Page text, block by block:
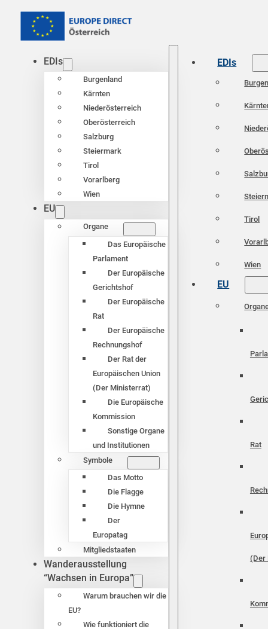
EDIs
Burgenland
Kärnten
Niederösterreich
Oberösterreich
Salzburg
Steiermark
Tirol
Vorarlberg
Wien
EU
Organe
Das Europäische
Parlament
Der Europäische
Gerichtshof
Der Europäische
Rat
Der Europäische
Rechnungshof
Der Rat der
Europäischen Union
(Der Ministerrat)
Die Europäische
Kommission
Sonstige Organe
und Institutionen
Symbole
Das Motto
Die Flagge
Die Hymne
Der
Europatag
Mitgliedstaaten
Wanderausstellung
“Wachsen in Europa”
Warum brauchen wir die
EU?
Wie funktioniert die
EDIs
Tirol
Wien
EU
Rat
(Der